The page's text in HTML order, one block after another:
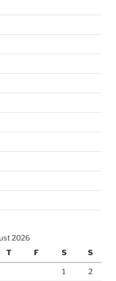
2026
T F S S
1 2